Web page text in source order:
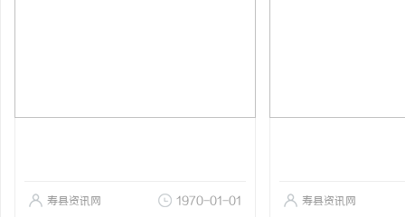
寿县资讯网 1970-01-01 寿县资讯网